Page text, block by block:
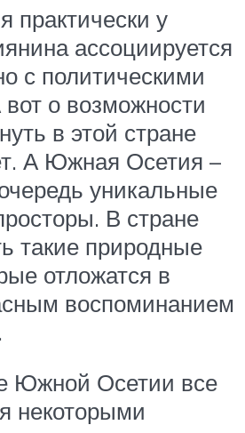
практически у
ассоциируется
с политическими
о возможности
в этой стране
А Южная Осетия –
уникальные
В стране
такие природные
отложатся в
воспоминанием
Южной Осетии все
некоторыми